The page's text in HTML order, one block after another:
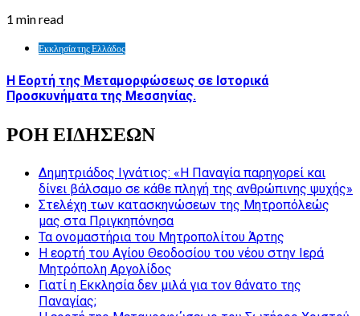
1 min read
Εκκλησία της Ελλάδος
Η Εορτή της Μεταμορφώσεως σε Ιστορικά
Προσκυνήματα της Μεσσηνίας.
ΡΟΗ ΕΙΔΗΣΕΩΝ
Δημητριάδος Ιγνάτιος: «Η Παναγία παρηγορεί και
δίνει βάλσαμο σε κάθε πληγή της ανθρώπινης ψυχής»
Στελέχη των κατασκηνώσεων της Μητροπόλεώς
μας στα Πριγκηπόνησα
Τα ονομαστήρια του Μητροπολίτου Άρτης
Η εορτή του Αγίου Θεοδοσίου του νέου στην Ιερά
Μητρόπολη Αργολίδος
Γιατί η Εκκλησία δεν μιλά για τον θάνατο της
Παναγίας;